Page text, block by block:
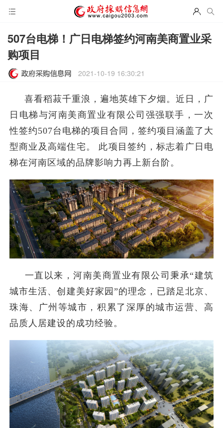
507台电梯！广日电梯签约河南美商置业采
购项目
2021-10-19 16:30:21
​喜看稻菽千重浪，遍地英雄下夕烟。近日，广
日电梯与河南美商置业有限公司强强联手，一次
性签约507台电梯的项目合同，签约项目涵盖了大
型商业及高端住宅。 此项目签约，标志着广日电
梯在河南区域的品牌影响力再上新台阶。
​一直以来，河南美商置业有限公司秉承“建筑
城市生活、创建美好家园”的理念，已踏足北京、
珠海、广州等城市，积累了深厚的城市运营、高
品质人居建设的成功经验。